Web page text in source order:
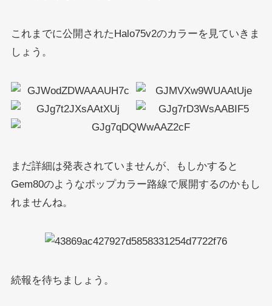
これまでに公開されたHalo75v2のカラーを見ていきま
しょう。
まだ詳細は発表されていませんが、もしかすると
Gem80のようなポップカラー路線で展開するのかもし
れませんね。
続報を待ちましょう。